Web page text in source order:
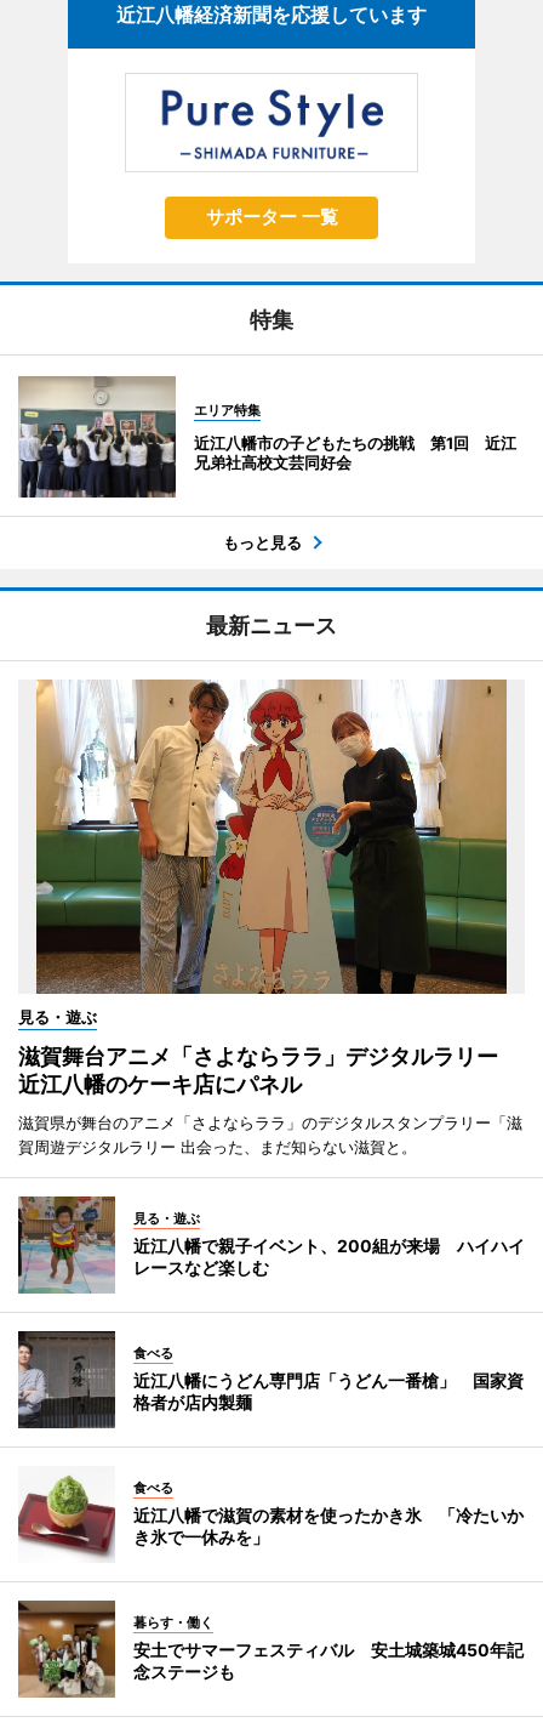
近江八幡経済新聞を応援しています
サポーター 一覧
特集
エリア特集
近江八幡市の子どもたちの挑戦 第1回 近江
兄弟社高校文芸同好会
もっと見る
最新ニュース
見る・遊ぶ
滋賀舞台アニメ「さよならララ」デジタルラリー
近江八幡のケーキ店にパネル
滋賀県が舞台のアニメ「さよならララ」のデジタルスタンプラリー「滋
賀周遊デジタルラリー 出会った、まだ知らない滋賀と。
見る・遊ぶ
近江八幡で親子イベント、200組が来場 ハイハイ
レースなど楽しむ
食べる
近江八幡にうどん専門店「うどん一番槍」 国家資
格者が店内製麺
食べる
近江八幡で滋賀の素材を使ったかき氷 「冷たいか
き氷で一休みを」
暮らす・働く
安土でサマーフェスティバル 安土城築城450年記
念ステージも